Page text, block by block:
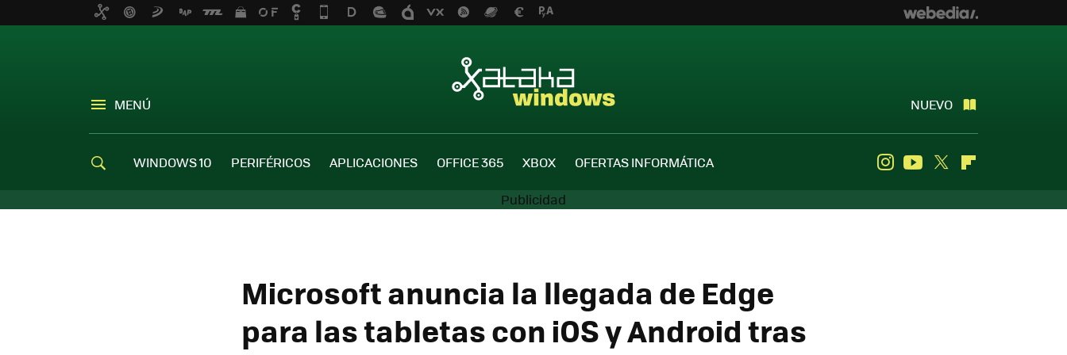
MENÚ NUEVO
WINDOWS 10 PERIFÉRICOS APLICACIONES OFFICE 365 XBOX OFERTAS INFORMÁTICA InstagramYoutube
Twitter
Microsoft anuncia la llegada de Edge
para las tabletas con iOS y Android tras